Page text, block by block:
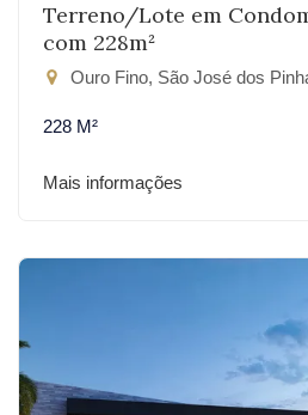
Terreno/Lote em
com 228m²
Ouro Fino, São José dos
228 M²
Mais informações